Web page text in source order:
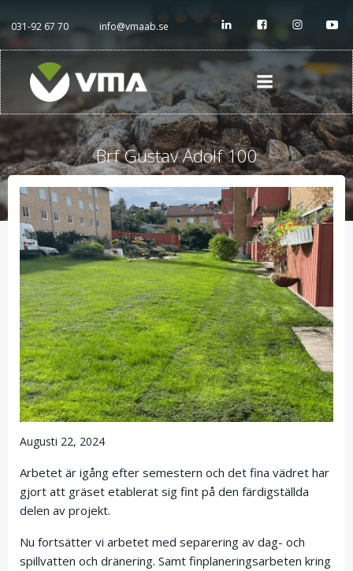
innehåll
031-92 67 70 info@vmaab.se
Brf Gustav Adolf 100
Augusti 22, 2024
Arbetet är igång efter semestern och det fina vädret har
gjort att gräset etablerat sig fint på den färdigställda
delen av projekt.
Nu fortsätter vi arbetet med separering av dag- och
spillvatten och dränering. Samt finplaneringsarbeten kring